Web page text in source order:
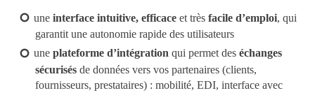
une interface intuitive, efficace et très facile d’emploi, qui
garantit une autonomie rapide des utilisateurs
une plateforme d’intégration qui permet des échanges
sécurisés de données vers vos partenaires (clients,
fournisseurs, prestataires) : mobilité, EDI, interface avec